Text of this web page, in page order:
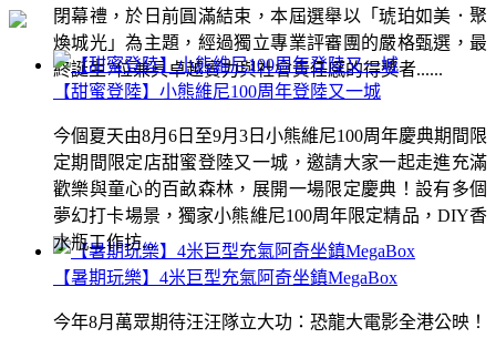
閉幕禮，於日前圓滿結束，本屆選舉以「琥珀如美．聚
煥城光」為主題，經過獨立專業評審團的嚴格甄選，最
終誕生7位兼具卓越實力與社會責任感的得獎者......
【暑期玩樂】4米巨型充氣阿奇坐鎮MegaBox
今年8月萬眾期待汪汪隊立大功：恐龍大電影全港公映！
【甜蜜登陸】小熊維尼100周年登陸又一城
今個夏天由8月6日至9月3日小熊維尼100周年慶典期間限
定期間限定店甜蜜登陸又一城，邀請大家一起走進充滿
歡樂與童心的百畝森林，展開一場限定慶典！設有多個
夢幻打卡場景，獨家小熊維尼100周年限定精品，DIY香
水瓶工作坊...